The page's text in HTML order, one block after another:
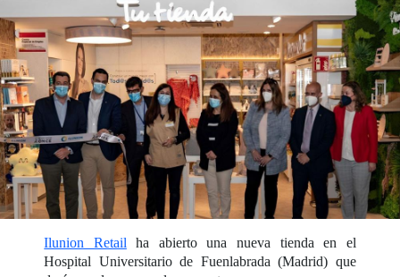
Ilunion Retail ha abierto una nueva tienda en el
Hospital Universitario de Fuenlabrada (Madrid) que